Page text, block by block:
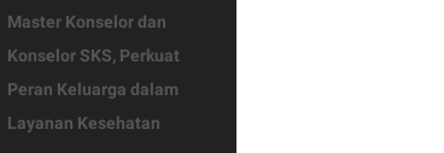
Master Konselor dan
Konselor SKS, Perkuat
Peran Keluarga dalam
Layanan Kesehatan